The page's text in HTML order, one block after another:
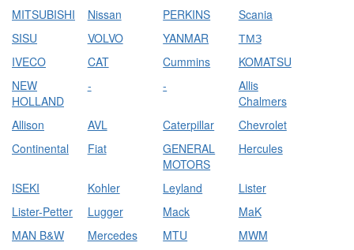
MITSUBISHI
Nissan PERKINS
Scania
SISU
VOLVO YANMAR
ТМЗ
IVECO
CAT Cummins
KOMATSU
NEW
HOLLAND
- -
Allis
Chalmers
Allison
AVL Caterpillar
Chevrolet
Continental
Fiat
GENERAL
MOTORS
Hercules
ISEKI Kohler Leyland
Lister
Lister-Petter
Lugger Mack
MaK
MAN B&W
Mercedes MTU
MWM